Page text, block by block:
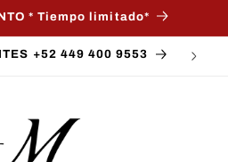
* Tiempo limitado*
+52 449 400 9553